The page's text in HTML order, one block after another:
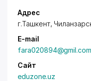
Адрес
г.Ташкент,
E-mail
Сайт
eduzone.uz